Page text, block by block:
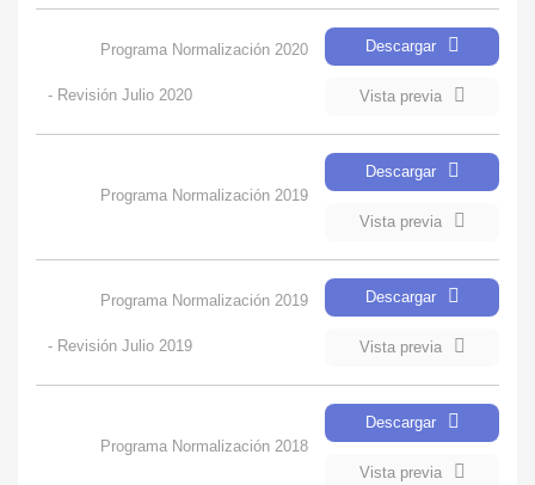
Programa Normalización 2020
- Revisión Julio 2020
Descargar
Vista previa
Programa Normalización 2019
Descargar
Vista previa
Programa Normalización 2019
- Revisión Julio 2019
Descargar
Vista previa
Programa Normalización 2018
Descargar
Vista previa